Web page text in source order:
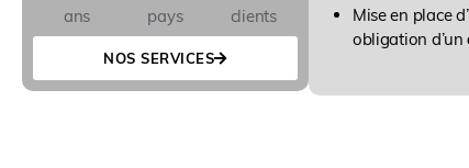
ans pays clients
NOS SERVICES
Mise en place
obligation d’un